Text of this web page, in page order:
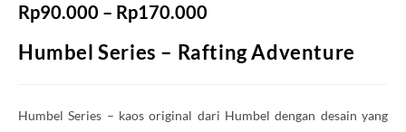
Rp90.000 – Rp170.000
Humbel Series – Rafting Adventure
Humbel Series – kaos original dari Humbel dengan desain yang